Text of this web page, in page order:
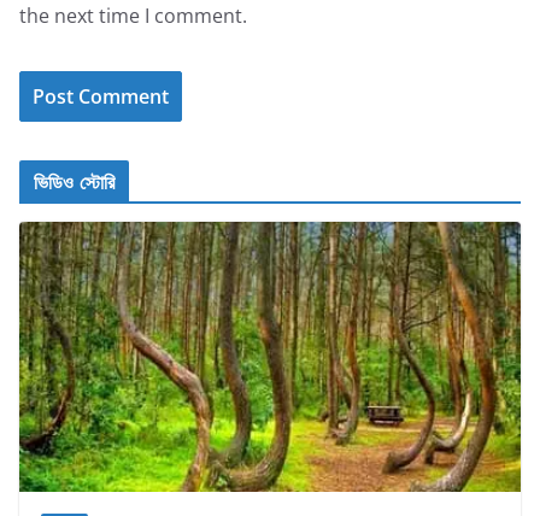
the next time I comment.
ভিডিও স্টোরি